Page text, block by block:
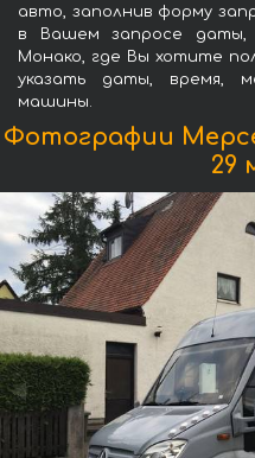
авто, заполнив форму
в Вашем запросе
Монако, где Вы хотите
указать даты, время,
машины.
Фотографии
29